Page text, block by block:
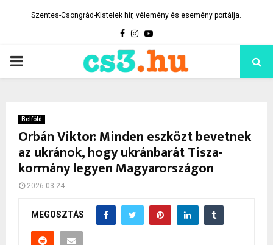
Szentes-Csongrád-Kistelek hír, vélemény és esemény portálja.
Facebook
Instagram
Youtube
PRIMARY
Belföld
Orbán Viktor: Minden eszközt bevetnek
az ukránok, hogy ukránbarát Tisza-
kormány legyen Magyarországon
2026.03.24.
MEGOSZTÁS